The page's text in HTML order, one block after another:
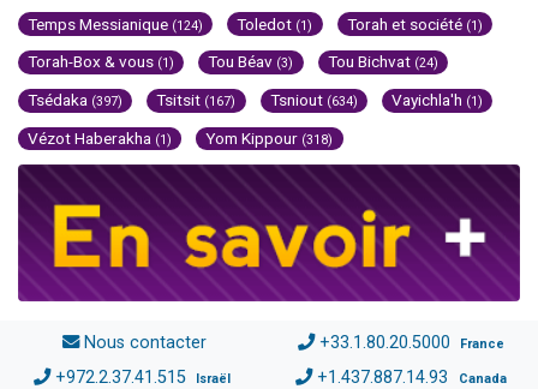
Temps Messianique (124) Toledot (1) Torah et société (1)
Torah-Box & vous (1) Tou Béav (3) Tou Bichvat (24)
Tsédaka (397) Tsitsit (167) Tsniout (634) Vayichla'h (1)
Vézot Haberakha (1) Yom Kippour (318)
Nous contacter +33.1.80.20.5000 France
+972.2.37.41.515 Israël +1.437.887.14.93 Canada